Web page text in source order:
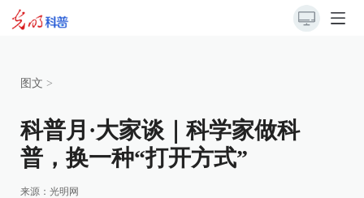
图文 >
科普月·大家谈｜科学家做科
普，换一种“打开方式”
来源： 光明网